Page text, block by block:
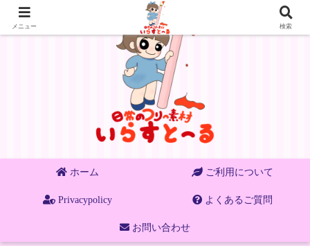
ホーム ご利用について
Privacypolicy よくあるご質問
お問い合わせ
メニュー 検索